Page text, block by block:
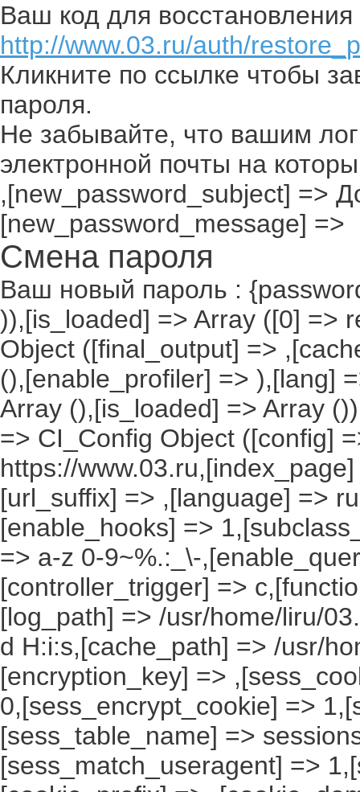
Ваш код для восстановления
http://www.03.ru/auth/
Кликните по ссылке чтобы
пароля.
Не забывайте, что вашим
электронной почты на
,[new_password_subject] =>
[new_password_message] =>
Смена пароля
Ваш новый пароль :
)),[is_loaded] => Array ([0] =>
Object ([final_output] =>
(),[enable_profiler] => ),[lang]
Array (),[is_loaded] => Array
=> CI_Config Object ([config]
https://
[url_suffix] => ,[language] =>
[enable_hooks] =>
=> a-z 0-9~%.:_\-
[controller_trigger] =>
[log_path] => /usr/home/liru/
d H:i:s,[cache_path] => /usr/
[encryption_key] =>
0,[sess_encrypt_cookie] =>
[sess_table_name] =>
[sess_match_useragent] =>